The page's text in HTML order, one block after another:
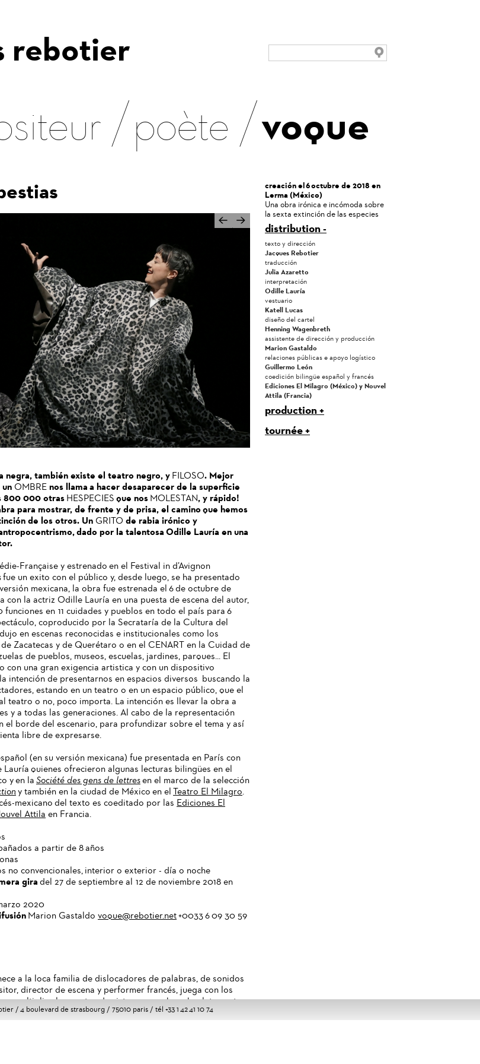
rebotier
poète voque
Suivant
negra, también existe el teatro negro, y FILOSO. Mejor
OMBRE nos llama a hacer desaparecer de la superficie
800 000 otras HESPECIES que nos MOLESTAN, y rápido!
para mostrar, de frente y de prisa, el camino que hemos
de los otros. Un GRITO de rabia irónico y
dado por la talentosa Odille Lauría en una
Française y estrenado en el Festival in d’Avignon
fue un exito con el público y, desde luego, se ha presentado
mexicana, la obra fue estrenada el 6 de octubre de
con la actriz Odille Lauría en una puesta de escena del autor,
en 11 cuidades y pueblos en todo el país para 6
coproducido por la Secrataría de la Cultura del
en escenas reconocidas e institucionales como los
Zacatecas y de Querétaro o en el CENART en la Cuidad de
de pueblos, museos, escuelas, jardines, parques... El
con una gran exigencia artistica y con un dispositivo
intención de presentarnos en espacios diversos buscando la
estando en un teatro o en un espacio público, que el
teatro o no, poco importa. La intención es llevar la obra a
y a todas las generaciones. Al cabo de la representación
el borde del escenario, para profundizar sobre el tema y así
libre de expresarse.
(en su versión mexicana) fue presentada en París con
quienes ofrecieron algunas lecturas bilingües en el
y en la Société des gens de lettresen el marco de la selección
y también en la ciudad de México en el Teatro El Milagro.
mexicano del texto es coeditado por las Ediciones El
Attila en Francia.
a partir de 8 años
no convencionales, interior o exterior - día o noche
gira del 27 de septiembre al 12 de noviembre 2018 en
2020
ón Marion Gastaldo voque@rebotier.net+0033 6 09 30 59
a la loca familia de dislocadores de palabras, de sonidos
director de escena y performer francés, juega con los
y multiplica los puntos de vista en una obra absolutamente
con todos sus dientes a una civilización que no va
creación el 6 octubre de 2018 en
Lerma (México)
Una obra irónica e incómoda sobre
la sexta extinción de las especies
distribution
texto y dirección
Jacques Rebotier
traducción
Julia Azaretto
interpretación
Odille Lauría
vestuario
Katell Lucas
diseño del cartel
Henning Wagenbreth
assistente de dirección y producción
Marion Gastaldo
relaciones públicas e apoyo logístico
Guillermo León
coedición bilingüe español y francés
Ediciones El Milagro (México) y Nouvel
Attila (Francia)
production
tournée
/ 4 boulevard de strasbourg / 75010 paris / tél +33 1 42 41 10 74